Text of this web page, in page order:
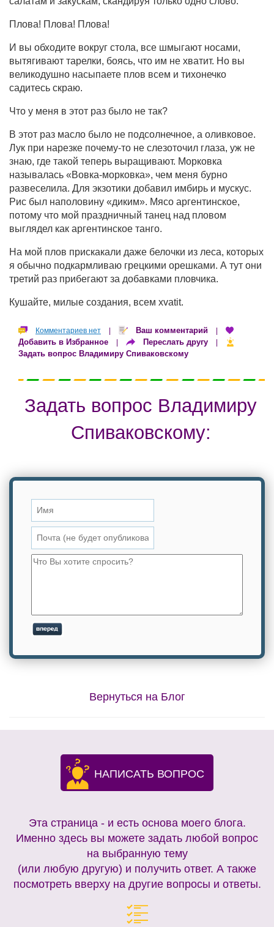
Плова! Плова! Плова!
И вы обходите вокруг стола, все шмыгают носами,
вытягивают тарелки, боясь, что им не хватит. Но вы
великодушно насыпаете плов всем и тихонечко
садитесь скраю.
Что у меня в этот раз было не так?
В этот раз масло было не подсолнечное, а оливковое.
Лук при нарезке почему-то не слезоточил глаза, уж не
знаю, где такой теперь выращивают. Морковка
называлась «Вовка-морковка», чем меня бурно
развеселила. Для экзотики добавил имбирь и мускус.
Рис был наполовину «диким». Мясо аргентинское,
потому что мой праздничный танец над пловом
выглядел как аргентинское танго.
На мой плов прискакали даже белочки из леса, которых
я обычно подкармливаю грецкими орешками. А тут они
третий раз прибегают за добавками пловчика.
Кушайте, милые создания, всем xvatit.
Комментариев нет Ваш комментарий
Добавить в Избранное | Переслать другу |
Задать вопрос Владимиру Спиваковскому
Задать вопрос Владимиру
Спиваковскому:
Вернуться на Блог
НАПИСАТЬ ВОПРОС
Эта страница - и есть основа моего блога.
Именно здесь вы можете задать любой вопрос
на выбранную тему
(или любую другую) и получить ответ. А также
посмотреть вверху на другие вопросы и ответы.